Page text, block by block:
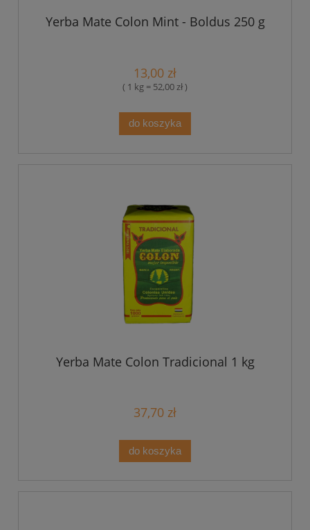
Yerba Mate Colon Mint - Boldus 250 g
13,00 zł
( 1 kg = 52,00 zł )
do koszyka
Yerba Mate Colon Tradicional 1 kg
37,70 zł
do koszyka